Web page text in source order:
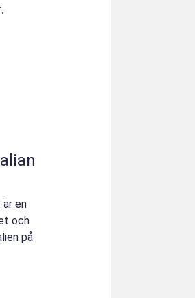
är en
och
på